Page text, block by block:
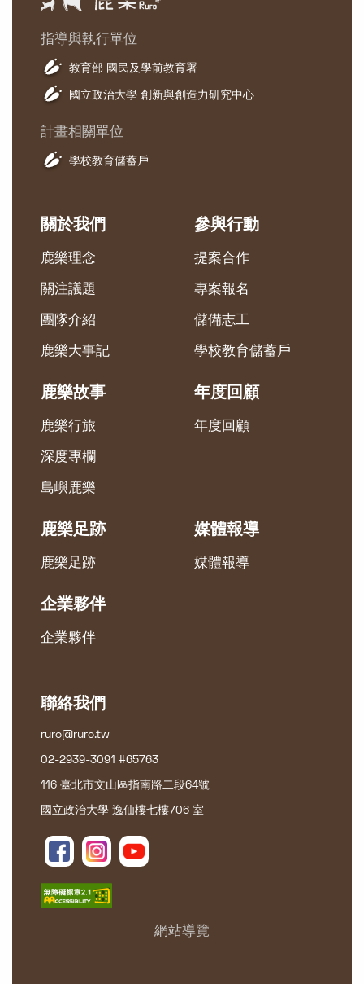
指導與執行單位
教育部 國民及學前教育署
國立政治大學 創新與創造力研究中心
計畫相關單位
學校教育儲蓄戶
關於我們
鹿樂理念
關注議題
團隊介紹
鹿樂大事記
參與行動
提案合作
專案報名
儲備志工
學校教育儲蓄戶
鹿樂故事
鹿樂行旅
深度專欄
島嶼鹿樂
年度回顧
年度回顧
鹿樂足跡
鹿樂足跡
媒體報導
媒體報導
企業夥伴
企業夥伴
聯絡我們
ruro@ruro.tw
02-2939-3091 #65763
116 臺北市文山區指南路二段64號
國立政治大學 逸仙樓七樓706 室
網站導覽